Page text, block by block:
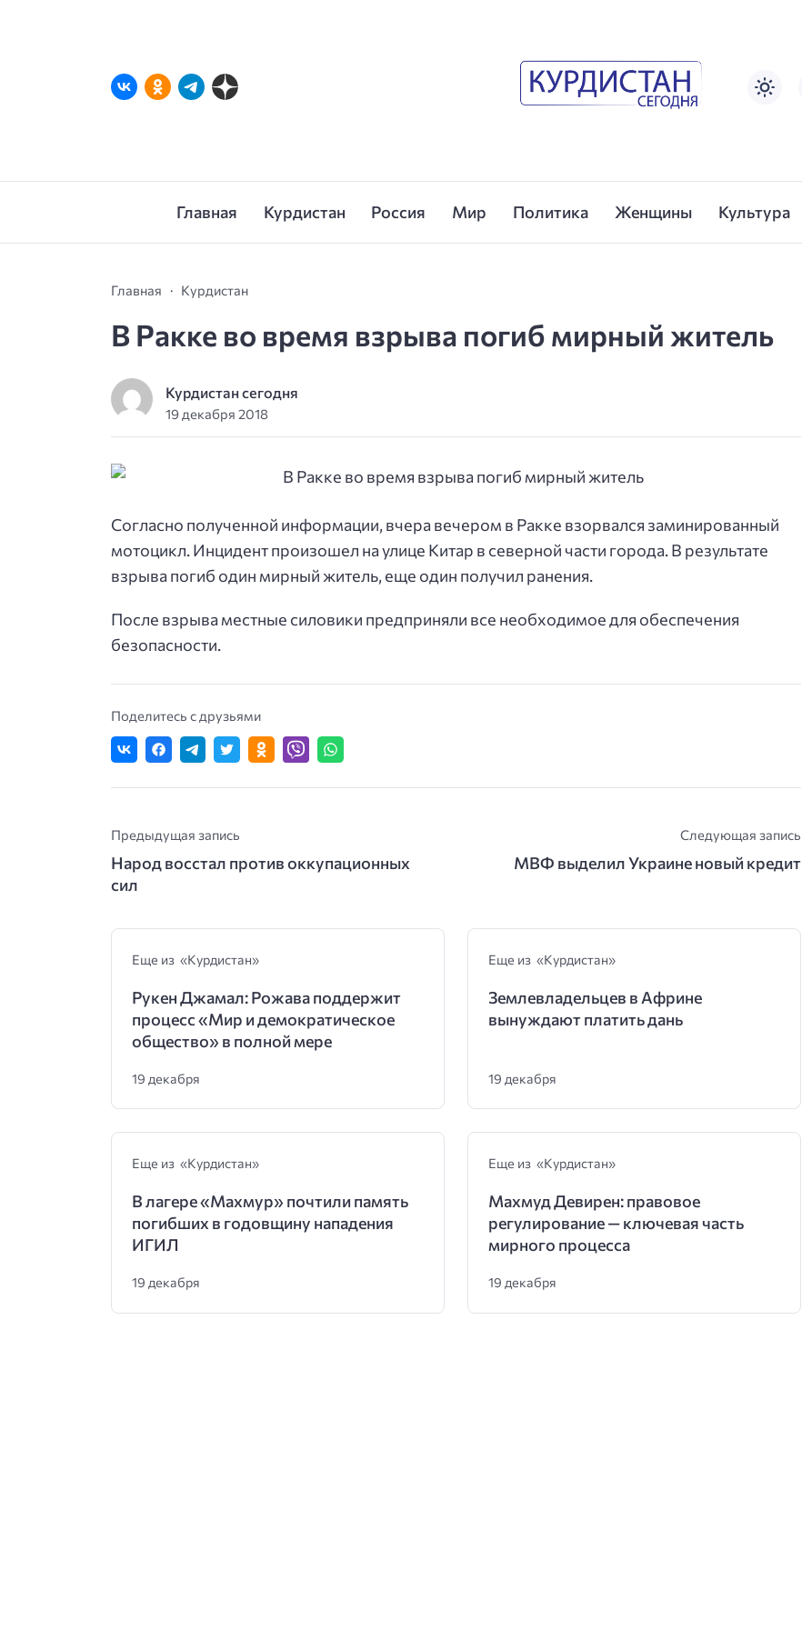
Главная Курдистан Россия Мир Политика Женщины Культура
Главная Курдистан
В Ракке во время взрыва погиб мирный житель
Курдистан сегодня
19 декабря 2018
Согласно полученной информации, вчера вечером в Ракке взорвался заминированный
мотоцикл. Инцидент произошел на улице Китар в северной части города. В результате
взрыва погиб один мирный житель, еще один получил ранения.
После взрыва местные силовики предприняли все необходимое для обеспечения
безопасности.
Поделитесь с друзьями
Предыдущая запись
Народ восстал против оккупационных
сил
Следующая запись
МВФ выделил Украине новый кредит
Еще из «Курдистан»
Рукен Джамал: Рожава поддержит
процесс «Мир и демократическое
общество» в полной мере
19 декабря
Еще из «Курдистан»
Землевладельцев в Африне
вынуждают платить дань
19 декабря
Еще из «Курдистан»
В лагере «Махмур» почтили память
погибших в годовщину нападения
ИГИЛ
19 декабря
Еще из «Курдистан»
Махмуд Девирен: правовое
регулирование — ключевая часть
мирного процесса
19 декабря